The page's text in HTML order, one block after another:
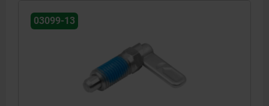
03099-13